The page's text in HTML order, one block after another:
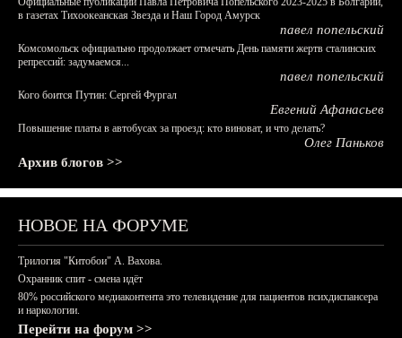
в газетах Тихоокеанская Звезда и Наш Город Амурск
павел попельский
Комсомольск официально продолжает отмечать День памяти жертв сталинских
репрессий: задумаемся...
павел попельский
Кого боится Путин: Сергей Фургал
Евгений Афанасьев
Повышение платы в автобусах за проезд: кто виноват, и что делать?
Олег Паньков
Архив блогов >>
НОВОЕ НА ФОРУМЕ
Трилогия "Китобои" А. Вахова.
Охранник спит - смена идёт
80% российского медиаконтента это телевидение для пациентов психдиспансера
и наркологии.
Перейти на форум >>